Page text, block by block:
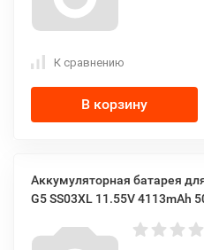
К сравнению
В корзину
Аккумуляторная батарея
G5 SS03XL 11.55V 4113mAh